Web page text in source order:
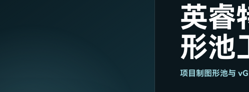
英睿
形池
项目制图形池与